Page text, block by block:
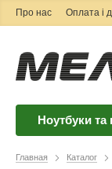
Про нас Оплата і
Ноутбуки
Главная Каталог